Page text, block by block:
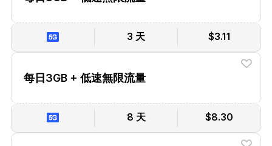
3 天 $3.11
每日3GB + 低速無限流量
8 天 $8.30